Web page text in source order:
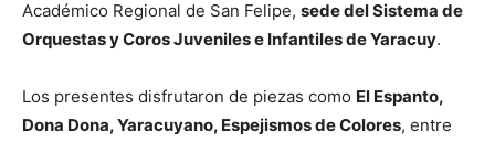
Académico Regional de San Felipe, sede del Sistema de
Orquestas y Coros Juveniles e Infantiles de Yaracuy.
Los presentes disfrutaron de piezas como El Espanto,
Dona Dona, Yaracuyano, Espejismos de Colores, entre